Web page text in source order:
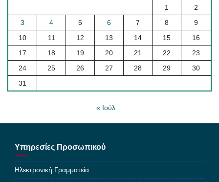
1
2
3
4 5 6 7 8
9
10
11 12 13 14 15
16
17
18 19 20 21 22
23
24
25 26 27 28 29
30
31
« Ιούλ
Υπηρεσίες Προσωπικού
Ηλεκτρονική Γραμματεία